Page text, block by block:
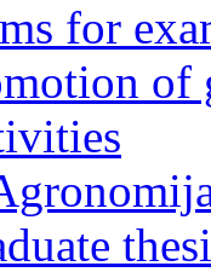
for
of